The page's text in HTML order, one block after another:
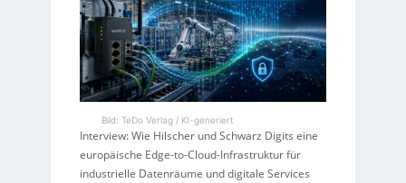
Bild: TeDo Verlag / KI-generiert
Interview: Wie Hilscher und Schwarz Digits eine
europäische Edge-to-Cloud-Infrastruktur für
industrielle Datenräume und digitale Services